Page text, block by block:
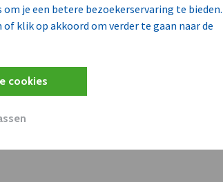
om je een betere bezoekerservaring te bieden.
of klik op akkoord om verder te gaan naar de
cookies
verkopen?
deze onderneming?
relevant?